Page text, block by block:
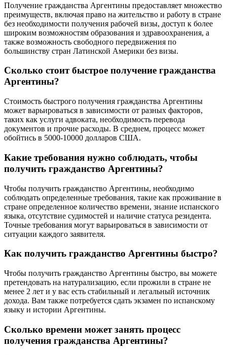
Получение гражданства Аргентины предоставляет множество
преимуществ, включая право на жительство и работу в стране
без необходимости получения рабочей визы, доступ к более
широким возможностям образования и здравоохранения, а
также возможность свободного передвижения по
большинству стран Латинской Америки без визы.
Сколько стоит быстрое получение гражданства
Аргентины?
Стоимость быстрого получения гражданства Аргентины
может варьироваться в зависимости от разных факторов,
таких как услуги адвоката, необходимость перевода
документов и прочие расходы. В среднем, процесс может
обойтись в 5000-10000 долларов США.
Какие требования нужно соблюдать, чтобы
получить гражданство Аргентины?
Чтобы получить гражданство Аргентины, необходимо
соблюдать определенные требования, такие как проживание в
стране определенное количество времени, знание испанского
языка, отсутствие судимостей и наличие статуса резидента.
Точные требования могут варьироваться в зависимости от
ситуации каждого заявителя.
Как получить гражданство Аргентины быстро?
Чтобы получить гражданство Аргентины быстро, вы можете
претендовать на натурализацию, если прожили в стране не
менее 2 лет и у вас есть стабильный и легальный источник
дохода. Вам также потребуется сдать экзамен по испанскому
языку и истории Аргентины.
Сколько времени может занять процесс
получения гражданства Аргентины?